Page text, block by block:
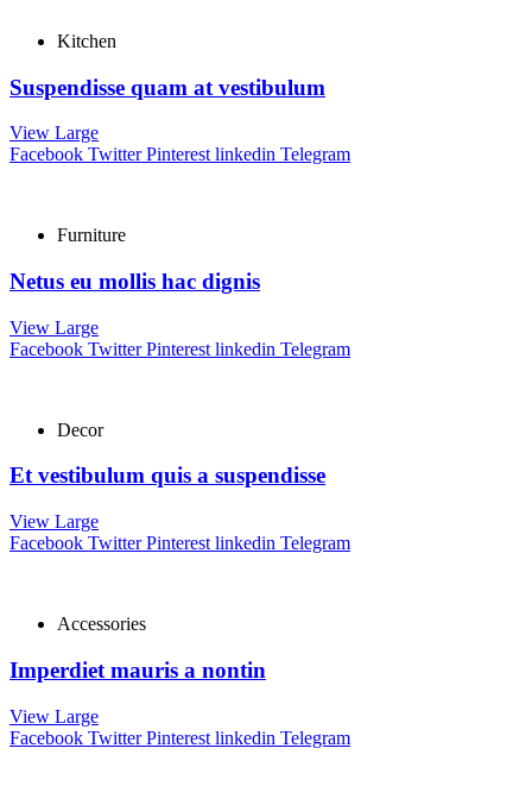
Kitchen
Suspendisse quam at vestibulum
View Large
Facebook Twitter Pinterest linkedin Telegram
Furniture
Netus eu mollis hac dignis
View Large
Facebook Twitter Pinterest linkedin Telegram
Decor
Et vestibulum quis a suspendisse
View Large
Facebook Twitter Pinterest linkedin Telegram
Accessories
Imperdiet mauris a nontin
View Large
Facebook Twitter Pinterest linkedin Telegram